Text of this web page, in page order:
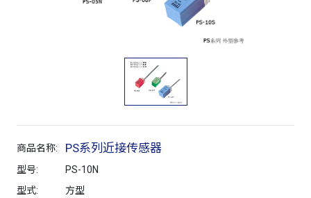
商品名称: PS系列近接传感器
型号:
PS-10N
型式:
方型